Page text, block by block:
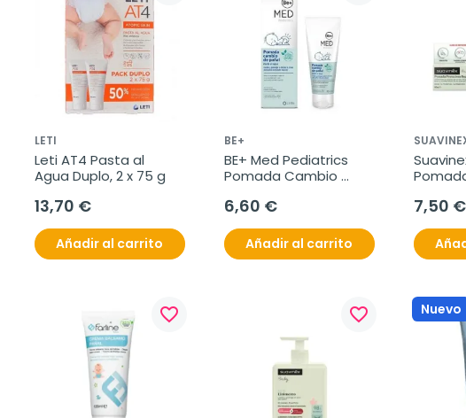
LETI
Leti AT4 Pasta al
Agua Duplo, 2 x 75 g
13,70 €
Añadir al carrito
BE+
BE+ Med Pediatrics
Pomada Cambio
6,60 €
Añadir al carrito
7,50 €
favorite_border favorite_border Nuevo